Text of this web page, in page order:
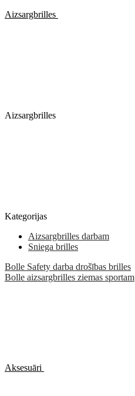
Aizsargbrilles
Aizsargbrilles
Kategorijas
Aizsargbrilles darbam
Sniega brilles
Bolle Safety darba drošības brilles
Bolle aizsargbrilles ziemas sportam
Aksesuāri